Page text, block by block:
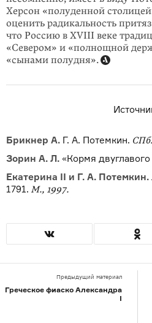
Херсон «полуденной
оценить радикальность
что Россию в XVIII веке
«Севером» и «полнощной
«сынами полудня».
Брикнер А. Г. А. Потемкин.
Зорин А. Л. «Кормя
Екатерина II и Г. А. Потемкин.
1791. М., 1997.
Предыдущий материал
Греческое фиаско Александра
I